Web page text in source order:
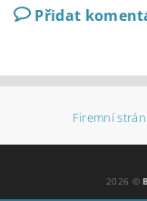
Přidat
Firemní
2026 ©